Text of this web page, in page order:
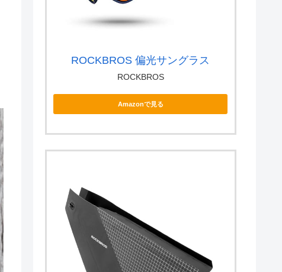
ROCKBROS 偏光サングラス
ROCKBROS
Amazonで見る